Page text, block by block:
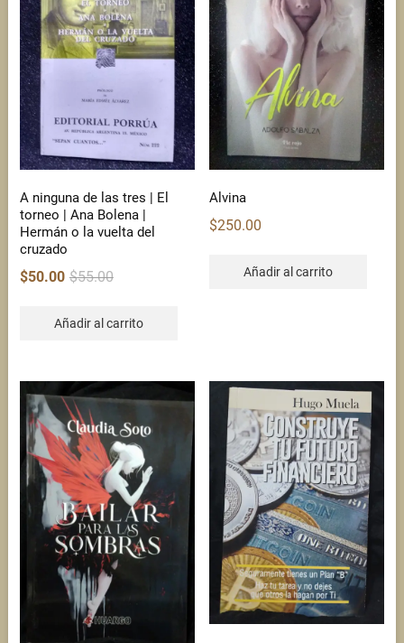
A ninguna de las tres | El
torneo | Ana Bolena |
Hermán o la vuelta del
cruzado
$55.00Original
$55.00.
$50.00
Current
$50.00.
Añadir al carrito
Alvina
$250.00
Añadir al carrito